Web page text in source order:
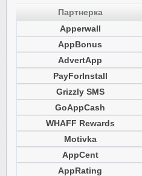
Партнерка
Apperwall
AppBonus
AdvertApp
PayForInstall
Grizzly SMS
GoAppCash
WHAFF Rewards
Motivka
AppCent
AppRating